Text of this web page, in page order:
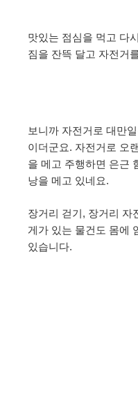
맛있는 점심을 먹고 다
짐을 잔뜩 달고 자전거
보니까 자전거로 대만
이더군요. 자전거로 오
을 메고 주행하면 은근
낭을 메고 있네요.
장거리 걷기, 장거리 자
게가 있는 물건도 몸에
있습니다.